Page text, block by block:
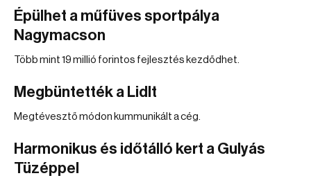
Épülhet a műfüves sportpálya
Nagymacson
Több mint 19 millió forintos fejlesztés kezdődhet.
Megbüntették a Lidlt
Megtévesztő módon kummunikált a cég.
Harmonikus és időtálló kert a Gulyás
Tüzéppel